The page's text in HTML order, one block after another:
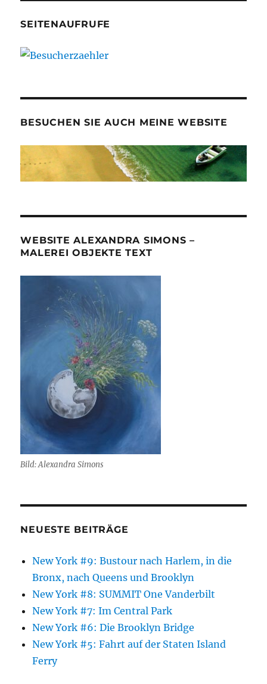
SEITENAUFRUFE
BESUCHEN SIE AUCH MEINE WEBSITE
WEBSITE ALEXANDRA SIMONS –
MALEREI OBJEKTE TEXT
Bild: Alexandra Simons
NEUESTE BEITRÄGE
New York #9: Bustour nach Harlem, in die
Bronx, nach Queens und Brooklyn
New York #8: SUMMIT One Vanderbilt
New York #7: Im Central Park
New York #6: Die Brooklyn Bridge
New York #5: Fahrt auf der Staten Island
Ferry